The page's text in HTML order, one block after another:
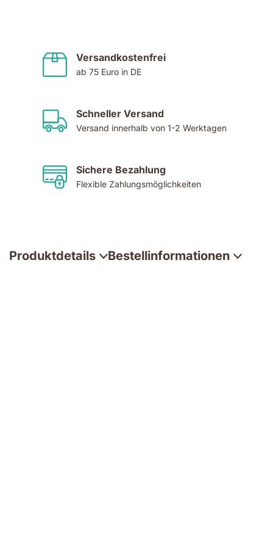
Versandkostenfrei
ab 75 Euro in DE
Schneller Versand
Versand innerhalb von 1-2 Werktagen
Sichere Bezahlung
Flexible Zahlungsmöglichkeiten
Produktdetails Bestellinformationen